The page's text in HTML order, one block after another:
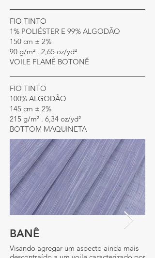
FIO TINTO
1% POLIÉSTER E 99% ALGODÃO
150 cm ± 2%
90 g/m² . 2,65 oz/yd²
VOILE FLAMÊ BOTONÊ
FIO TINTO
100% ALGODÃO
145 cm ± 2%
215 g/m² . 6,34 oz/yd²
BOTTOM MAQUINETA
BANÊ
Visando agregar um aspecto ainda mais